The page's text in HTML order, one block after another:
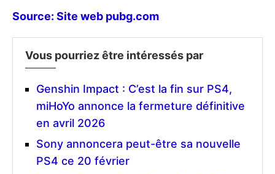
Source: Site web pubg.com
Vous pourriez être intéressés par
Genshin Impact : C’est la fin sur PS4,
miHoYo annonce la fermeture définitive
en avril 2026
Sony annoncera peut-être sa nouvelle
PS4 ce 20 février